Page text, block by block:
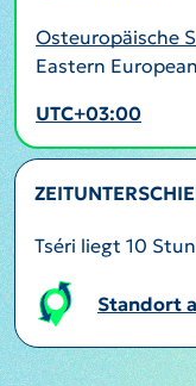
Osteuropäische
Eastern
UTC+03:00
Tséri liegt 10
Standort